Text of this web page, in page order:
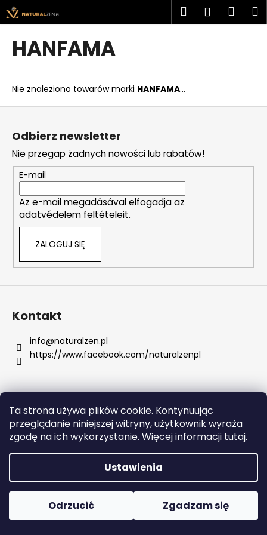
Ta strona używa plików cookie. Kontynuując
przeglądanie niniejszej witryny, użytkownik wyraża
zgodę na ich wykorzystanie. Więcej informacji tutaj.
Ustawienia
Odrzucić Zgadzam się
Przejść
do
treści
SzukajZaloguj
HANFAMA
Nie znaleziono towarów marki HANFAMA...
K
o
powrotem
powrotem
z
e
g
o
s
z
u
a
s
P
l
e
c
a
m
y
CREMO,
CHŁODZĄCY
PO
S
Odbierz newsletter
Nie przegap żadnych nowości lub rabatów!
E-mail
Az e-mail megadásával elfogadja az
adatvédelem feltételeit.
ZALOGUJ SIĘ
Kontakt
info@naturalzen.pl
https://www.facebook.com/naturalzenpl
Opracował Shoptet
Copyright 2026Naturalzen. Wszystkie prawa
zastrzeżone.
Edytuj ustawienia plików cookie